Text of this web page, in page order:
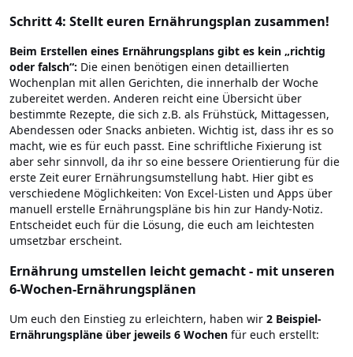
Schritt 4: Stellt euren Ernährungsplan zusammen!
Beim Erstellen eines Ernährungsplans gibt es kein „richtig
oder falsch“: Die einen benötigen einen detaillierten
Wochenplan mit allen Gerichten, die innerhalb der Woche
zubereitet werden. Anderen reicht eine Übersicht über
bestimmte Rezepte, die sich z.B. als Frühstück, Mittagessen,
Abendessen oder Snacks anbieten. Wichtig ist, dass ihr es so
macht, wie es für euch passt. Eine schriftliche Fixierung ist
aber sehr sinnvoll, da ihr so eine bessere Orientierung für die
erste Zeit eurer Ernährungsumstellung habt. Hier gibt es
verschiedene Möglichkeiten: Von Excel-Listen und Apps über
manuell erstelle Ernährungspläne bis hin zur Handy-Notiz.
Entscheidet euch für die Lösung, die euch am leichtesten
umsetzbar erscheint.
Ernährung umstellen leicht gemacht - mit unseren
6-Wochen-Ernährungsplänen
Um euch den Einstieg zu erleichtern, haben wir 2 Beispiel-
Ernährungspläne über jeweils 6 Wochen für euch erstellt: